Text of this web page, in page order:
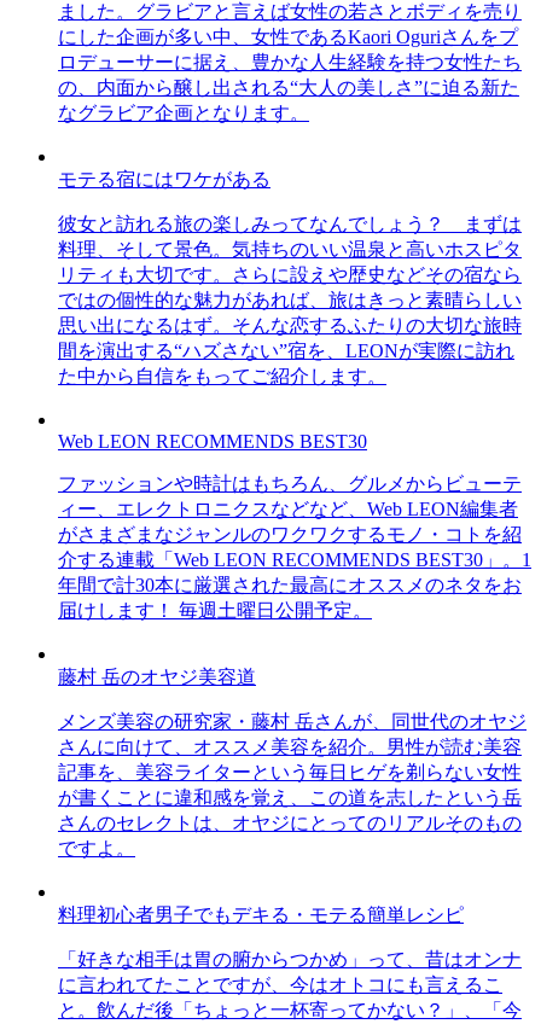
ました。グラビアと言えば女性の若さとボディを売り
にした企画が多い中、女性であるKaori Oguriさんをプ
ロデューサーに据え、豊かな人生経験を持つ女性たち
の、内面から醸し出される“大人の美しさ”に迫る新た
なグラビア企画となります。
モテる宿にはワケがある
彼女と訪れる旅の楽しみってなんでしょう？ まずは
料理、そして景色。気持ちのいい温泉と高いホスピタ
リティも大切です。さらに設えや歴史などその宿なら
ではの個性的な魅力があれば、旅はきっと素晴らしい
思い出になるはず。そんな恋するふたりの大切な旅時
間を演出する“ハズさない”宿を、LEONが実際に訪れ
た中から自信をもってご紹介します。
Web LEON RECOMMENDS BEST30
ファッションや時計はもちろん、グルメからビューテ
ィー、エレクトロニクスなどなど、Web LEON編集者
がさまざまなジャンルのワクワクするモノ・コトを紹
介する連載「Web LEON RECOMMENDS BEST30」。1
年間で計30本に厳選された最高にオススメのネタをお
届けします！ 毎週土曜日公開予定。
藤村 岳のオヤジ美容道
メンズ美容の研究家・藤村 岳さんが、同世代のオヤジ
さんに向けて、オススメ美容を紹介。男性が読む美容
記事を、美容ライターという毎日ヒゲを剃らない女性
が書くことに違和感を覚え、この道を志したという岳
さんのセレクトは、オヤジにとってのリアルそのもの
ですよ。
料理初心者男子でもデキる・モテる簡単レシピ
「好きな相手は胃の腑からつかめ」って、昔はオンナ
に言われてたことですが、今はオトコにも言えるこ
と。飲んだ後「ちょっと一杯寄ってかない？」、「今